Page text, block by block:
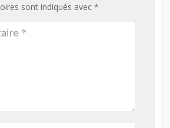
sont indiqués avec *